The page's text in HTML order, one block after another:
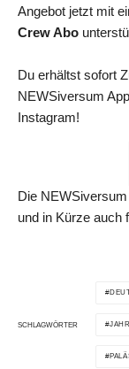
Angebot jetzt mit
Crew Abo
Du erhältst sofort
NEWSiversum
Instagram!
Die
und in Kürze auch
SCHLAGWÖRTER